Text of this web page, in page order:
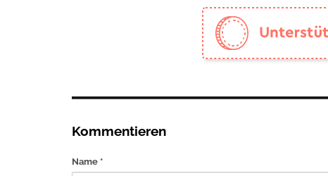
Kommentieren
Name *